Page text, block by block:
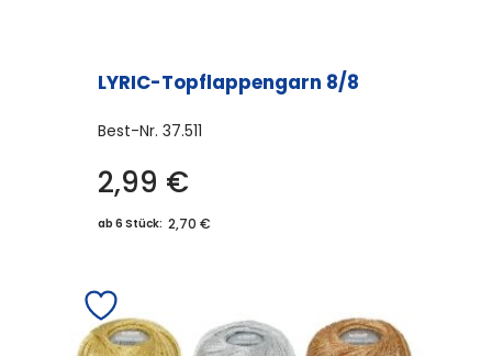
LYRIC-Topflappengarn 8/8
Best-Nr. 37.511
2,99 €
ab 6 Stück: 2,70 €
auf.